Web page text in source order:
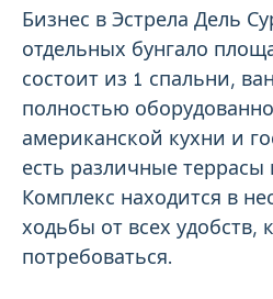
Бизнес в Эстрела Дель
отдельных бунгало
состоит из 1 спальни,
полностью
американской кухни и
есть различные террасы
Комплекс находится в
ходьбы от всех удобств,
потребоваться.